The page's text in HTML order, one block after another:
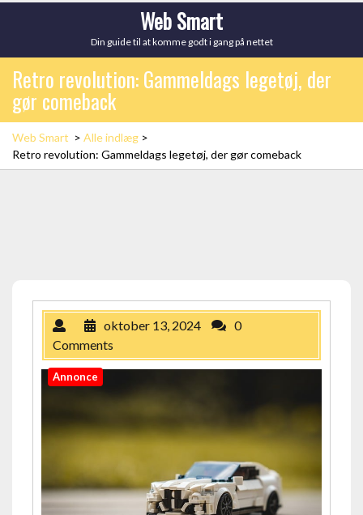
Web Smart
Din guide til at komme godt i gang på nettet
Retro revolution: Gammeldags legetøj, der
gør comeback
Web Smart > Alle indlæg >
Retro revolution: Gammeldags legetøj, der gør comeback
oktober 13, 2024
0
Comments
Annonce